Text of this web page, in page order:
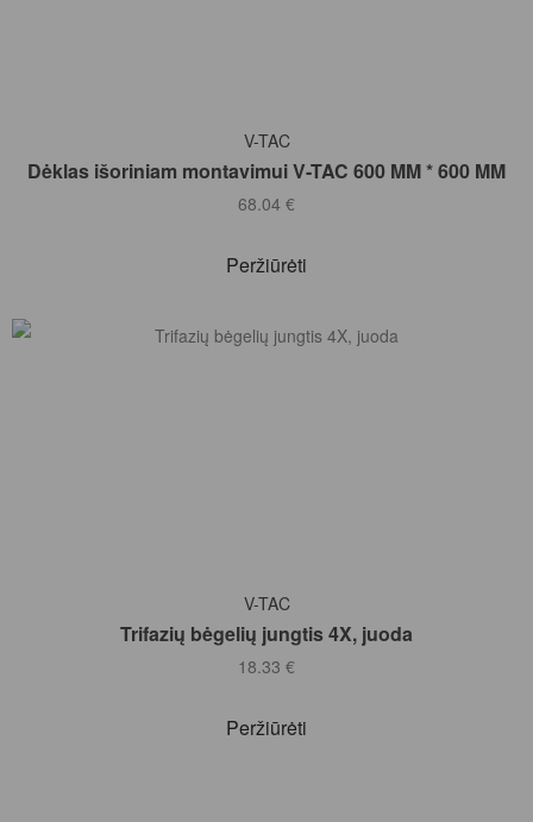
V-TAC
Dėklas išoriniam montavimui V-TAC 600 MM * 600 MM
68.04 €
Peržiūrėti
Į KREPŠELĮ
V-TAC
Trifazių bėgelių jungtis 4X, juoda
18.33 €
Peržiūrėti